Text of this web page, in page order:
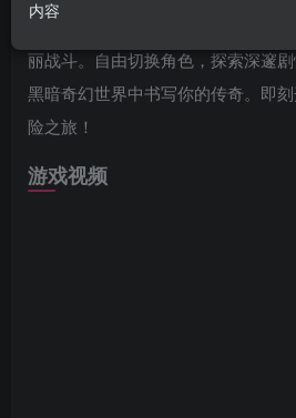
载。沉浸式哥特风动作RPG，体验
丽战斗。自由切换角色，探索深邃
黑暗奇幻世界中书写你的传奇。即
险之旅！
游戏视频
内容